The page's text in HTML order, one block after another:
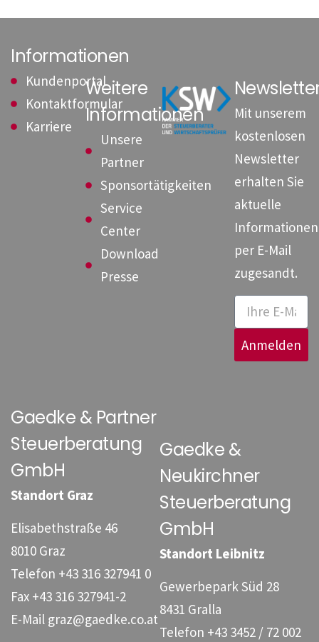
Informationen
Kundenportal
Kontaktformular
Karriere
Weitere
Informationen
Unsere
Partner
Sponsortätigkeiten
Service
Center
Download
Presse
Mit unserem
kostenlosen
Newsletter
erhalten Sie
aktuelle
Informationen
per E-Mail
zugesandt.
Anmelden
Gaedke & Partner
Steuerberatung
GmbH
Standort Graz
Elisabethstraße 46
8010 Graz
Telefon +43 316 327941 0
Fax +43 316 327941-2
E-Mail graz@gaedke.co.at
Gaedke &
Neukirchner
Steuerberatung
GmbH
Standort Leibnitz
Gewerbepark Süd 28
8431 Gralla
Telefon +43 3452 / 72 002